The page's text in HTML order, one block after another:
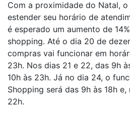
Com a proximidade do Natal,
estender seu horário de
é esperado um aumento de
shopping. Até o dia 20 de
compras vai funcionar em
23h. Nos dias 21 e 22, das 9h
10h às 23h. Já no dia 24, o
Shopping será das 9h às 18h e,
22h.